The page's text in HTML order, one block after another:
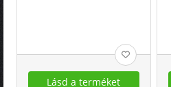
Lásd a terméket